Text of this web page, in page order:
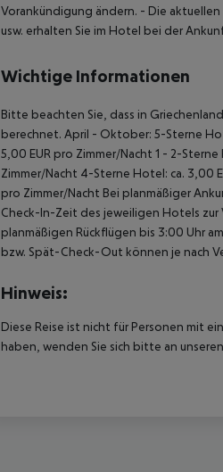
Vorankündigung ändern. - Die
usw. erhalten Sie im Hotel bei der
Wichtige Informationen
Bitte beachten Sie, dass in
berechnet. April - Oktober: 5-Sterne
5,00 EUR pro Zimmer/Nacht 1 - 2-
Zimmer/Nacht 4-Sterne Hotel: ca. 3,00
pro Zimmer/Nacht Bei planmäßiger
Check-In-Zeit des jeweiligen Hotels
planmäßigen Rückflügen bis 3:00 Uhr
bzw. Spät-Check-Out können je nach
Hinweis:
Diese Reise ist nicht für Personen mit
haben, wenden Sie sich bitte an